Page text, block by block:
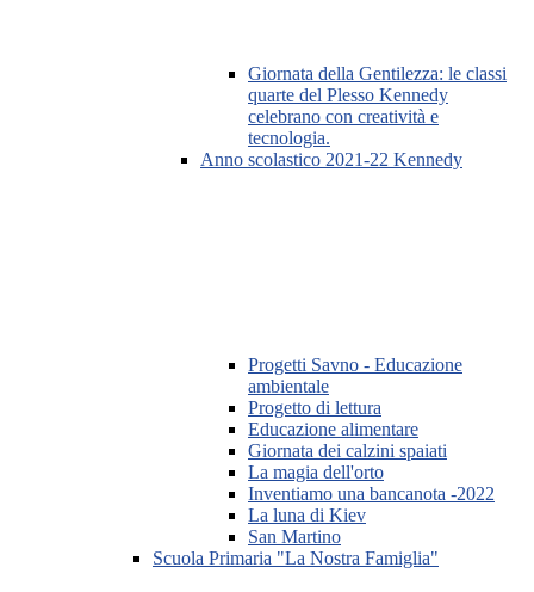
Giornata della Gentilezza: le classi
quarte del Plesso Kennedy
celebrano con creatività e
tecnologia.
Anno scolastico 2021-22 Kennedy
Progetti Savno - Educazione
ambientale
Progetto di lettura
Educazione alimentare
Giornata dei calzini spaiati
La magia dell'orto
Inventiamo una bancanota -2022
La luna di Kiev
San Martino
Scuola Primaria "La Nostra Famiglia"